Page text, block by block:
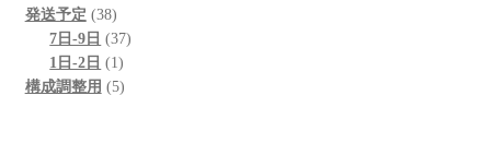
個
の
商
品
発送予定 3838
個
の
商
7日-9日 3737
1日-2日 11
個
構成調整用 55